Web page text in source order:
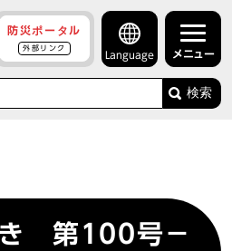
防災ポータル
外部リンク
Language メニュー
検索
き 第100号－